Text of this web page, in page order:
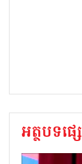
អត្ថបទផ្